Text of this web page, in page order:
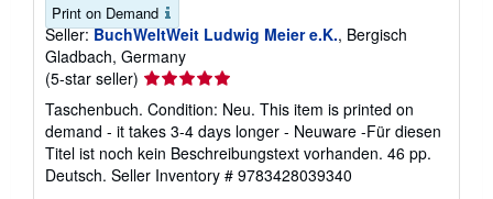
Print on Demand
Seller: BuchWeltWeit Ludwig Meier e.K., Bergisch
Gladbach, Germany
(5-star seller) Seller
rating
5
out
of
5
Taschenbuch. Condition: Neu. This item is printed on
demand - it takes 3-4 days longer - Neuware -Für diesen
Titel ist noch kein Beschreibungstext vorhanden. 46 pp.
Deutsch. Seller Inventory # 9783428039340